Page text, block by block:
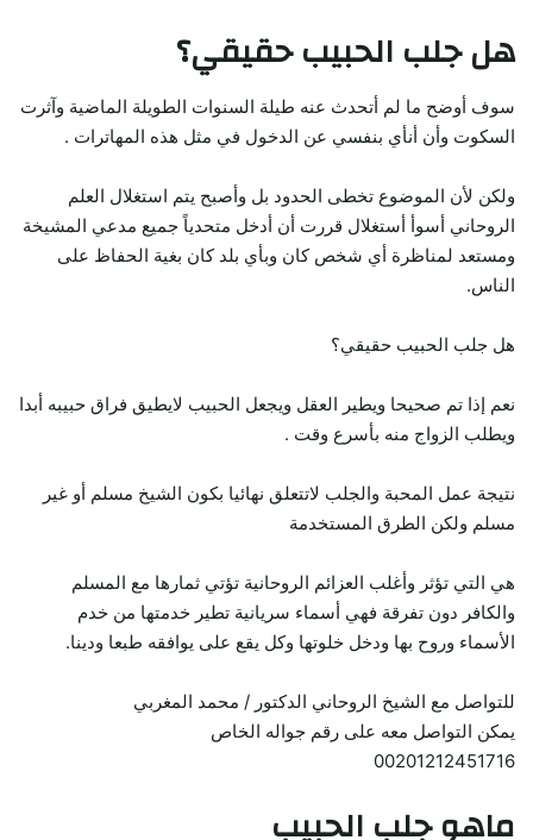
هل جلب الحبيب حقيقي؟
سوف أوضح ما لم أتحدث عنه طيلة السنوات الطويلة الماضية وآثرت
السكوت وأن أنأي بنفسي عن الدخول في مثل هذه المهاترات .
ولكن لأن الموضوع تخطى الحدود بل وأصبح يتم استغلال العلم
الروحاني أسوأ أستغلال قررت أن أدخل متحدياً جميع مدعي المشيخة
ومستعد لمناظرة أي شخص كان وبأي بلد كان بغية الحفاظ على
الناس.
هل جلب الحبيب حقيقي؟
نعم إذا تم صحيحا ويطير العقل ويجعل الحبيب لايطيق فراق حبيبه أبدا
ويطلب الزواج منه بأسرع وقت .
نتيجة عمل المحبة والجلب لاتتعلق نهائيا بكون الشيخ مسلم أو غير
مسلم ولكن الطرق المستخدمة
هي التي تؤثر وأغلب العزائم الروحانية تؤتي ثمارها مع المسلم
والكافر دون تفرقة فهي أسماء سريانية تطير خدمتها من خدم
الأسماء وروح بها ودخل خلوتها وكل يقع على يوافقه طبعا ودينا.
للتواصل مع الشيخ الروحاني الدكتور / محمد المغربي
يمكن التواصل معه على رقم جواله الخاص
00201212451716
ماهو جلب الحبيب